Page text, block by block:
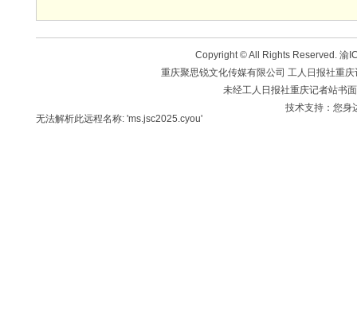
Copyright © All Rights Reserved.渝
重庆聚思锐文化传媒有限公司 工人日报社重
未经工人日报社重庆记者站书
技术支持：您
无法解析此远程名称: 'ms.jsc2025.cyou'